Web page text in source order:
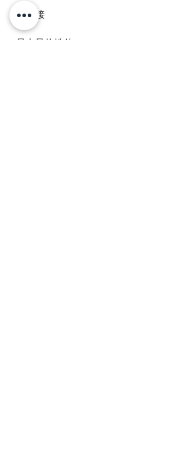
• 可焊接
• 导电导热性佳